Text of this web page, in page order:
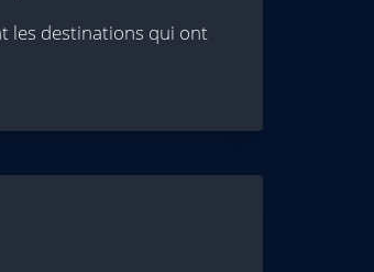
les destinations qui ont